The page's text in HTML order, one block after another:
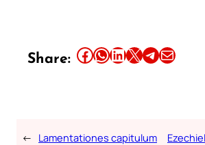
Share: Share this article on Facebook Share this article on WhatsApp Share this article on LinkedIn Share this article on X Share this article on TelegramEmail this Article
← Lamentationes capitulum